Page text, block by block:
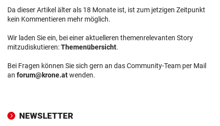
Da dieser Artikel älter als 18 Monate ist, ist zum jetzigen Zeitpunkt
kein Kommentieren mehr möglich.
Wir laden Sie ein, bei einer aktuelleren themenrelevanten Story
mitzudiskutieren:Themenübersicht.
Bei Fragen können Sie sich gern an das Community-Team per Mail
an forum@krone.atwenden.
NEWSLETTER